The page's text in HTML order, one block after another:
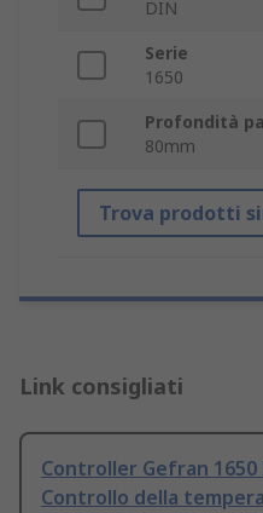
DIN
Serie
1650
Profondità
80mm
Trova prodotti
Link consigliati
Controller Gefran 1650
Controllo della